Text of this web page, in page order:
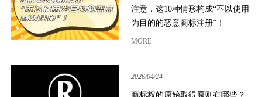
注意，这10种情形构成“不以使用
为目的的恶意商标注册”！
MORE
2026/04/24
商标权的原始取得原则有哪些？